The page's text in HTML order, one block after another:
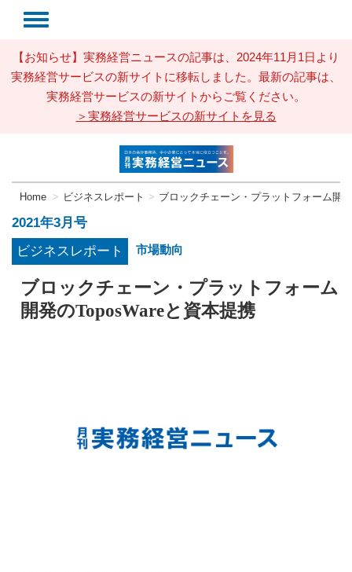
【お知らせ】実務経営ニュースの記事は、2024年11月1日より
実務経営サービスの新サイトに移転しました。最新の記事は、
実務経営サービスの新サイトからご覧ください。
＞実務経営サービスの新サイトを見る
Home ビジネスレポート ブロックチェーン・プラットフォーム開
2021年3月号
ビジネスレポート
市場動向
ブロックチェーン・プラットフォーム
開発のToposWareと資本提携